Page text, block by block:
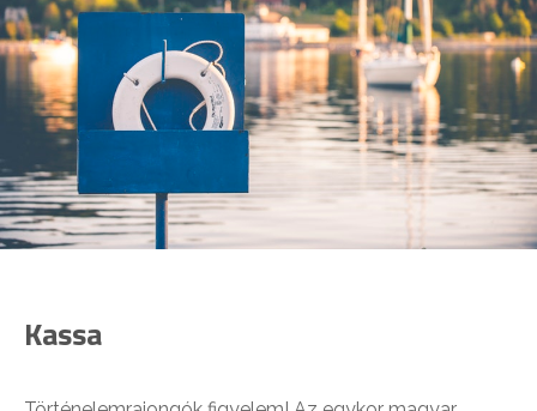
Kassa